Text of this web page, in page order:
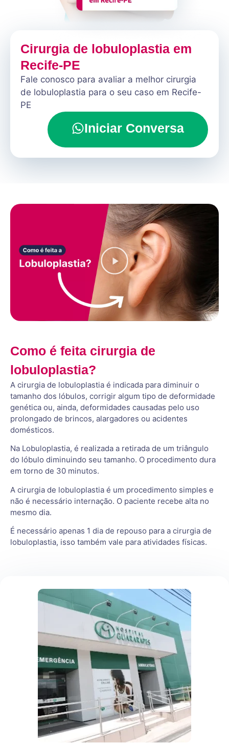
Cirurgia de lobuloplastia em
Recife-PE
Fale conosco para avaliar a melhor cirurgia
de lobuloplastia para o seu caso em Recife-
PE
Iniciar Conversa
Como é feita cirurgia de
lobuloplastia?
A cirurgia de lobuloplastia é indicada para diminuir o
tamanho dos lóbulos, corrigir algum tipo de deformidade
genética ou, ainda, deformidades causadas pelo uso
prolongado de brincos, alargadores ou acidentes
domésticos.
Na Lobuloplastia, é realizada a retirada de um triângulo
do lóbulo diminuindo seu tamanho. O procedimento dura
em torno de 30 minutos.
A cirurgia de lobuloplastia é um procedimento simples e
não é necessário internação. O paciente recebe alta no
mesmo dia.
É necessário apenas 1 dia de repouso para a cirurgia de
lobuloplastia, isso também vale para atividades físicas.